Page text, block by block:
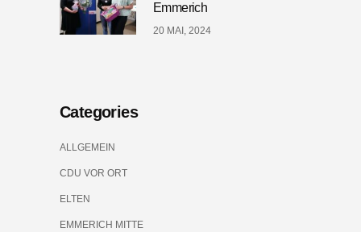
Emmerich
20 MAI, 2024
Categories
ALLGEMEIN
CDU VOR ORT
ELTEN
EMMERICH MITTE